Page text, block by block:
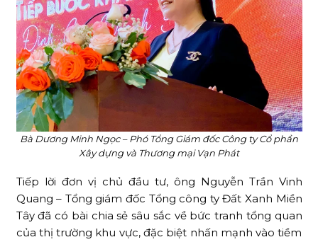
Bà Dương Minh Ngọc – Phó Tổng Giám đốc Công ty Cổ phần
Xây dựng và Thương mại Vạn Phát
Tiếp lời đơn vị chủ đầu tư, ông Nguyễn Trần Vinh
Quang – Tổng giám đốc Tổng công ty Đất Xanh Miền
Tây đã có bài chia sẻ sâu sắc về bức tranh tổng quan
của thị trường khu vực, đặc biệt nhấn mạnh vào tiềm